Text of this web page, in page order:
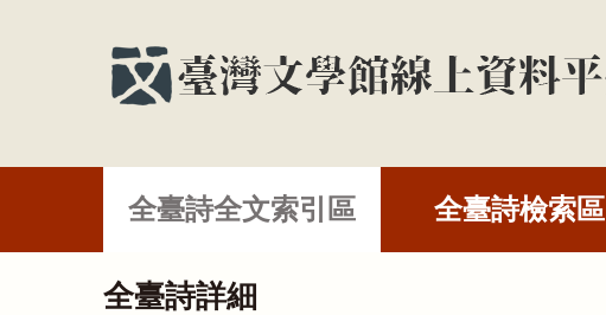
全臺詩全文索引區 全臺詩檢索區
全臺詩詳細